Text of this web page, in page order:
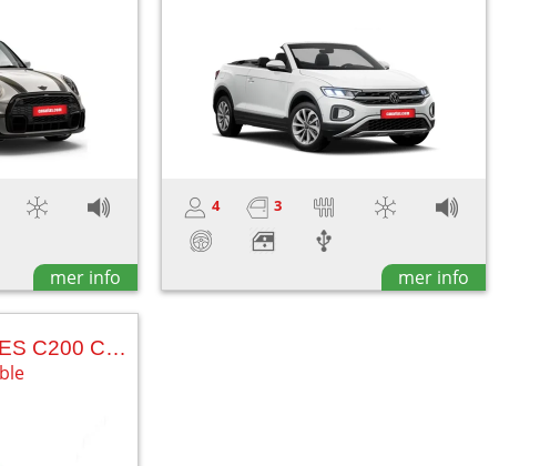
mer info
4 3
mer info
Bilutleie MERCEDES C200 CABRIO AUT.